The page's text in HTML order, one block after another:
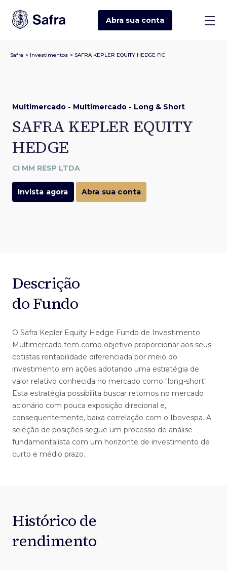
Abra sua conta
Safra > Investimentos > SAFRA KEPLER EQUITY HEDGE FIC
Multimercado - Multimercado - Long & Short
SAFRA KEPLER EQUITY
HEDGE
CI MM RESP LTDA
Invista agora Abra sua conta
Descrição
do Fundo
O Safra Kepler Equity Hedge Fundo de Investimento
Multimercado tem como objetivo proporcionar aos seus
cotistas rentabilidade diferenciada por meio do
investimento em ações adotando uma estratégia de
valor relativo conhecida no mercado como "long-short".
Esta estratégia possibilita buscar retornos no mercado
acionário com pouca exposição direcional e,
consequentemente, baixa correlação com o Ibovespa. A
seleção de posições segue um processo de análise
fundamentalista com um horizonte de investimento de
curto e médio prazo.
Histórico de
rendimento